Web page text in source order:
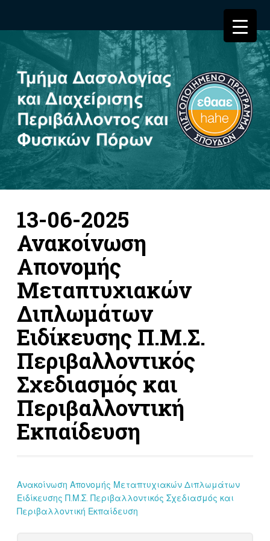
13-06-2025
Ανακοίνωση
Απονομής
Μεταπτυχιακών
Διπλωμάτων
Ειδίκευσης Π.Μ.Σ.
Περιβαλλοντικός
Σχεδιασμός και
Περιβαλλοντική
Εκπαίδευση
Ανακοίνωση Απονομής Μεταπτυχιακών Διπλωμάτων
Ειδίκευσης Π.Μ.Σ. Περιβαλλοντικός Σχεδιασμός και
Περιβαλλοντική Εκπαίδευση